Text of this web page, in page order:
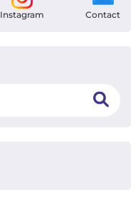
Instagram Contact